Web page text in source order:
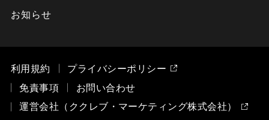
お知らせ
利用規約
プライバシーポリシー
免責事項
お問い合わせ
運営会社（ククレブ・マーケティング株式会社）